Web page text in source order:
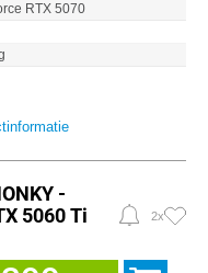
RTX 5070
-
5060 Ti
2x